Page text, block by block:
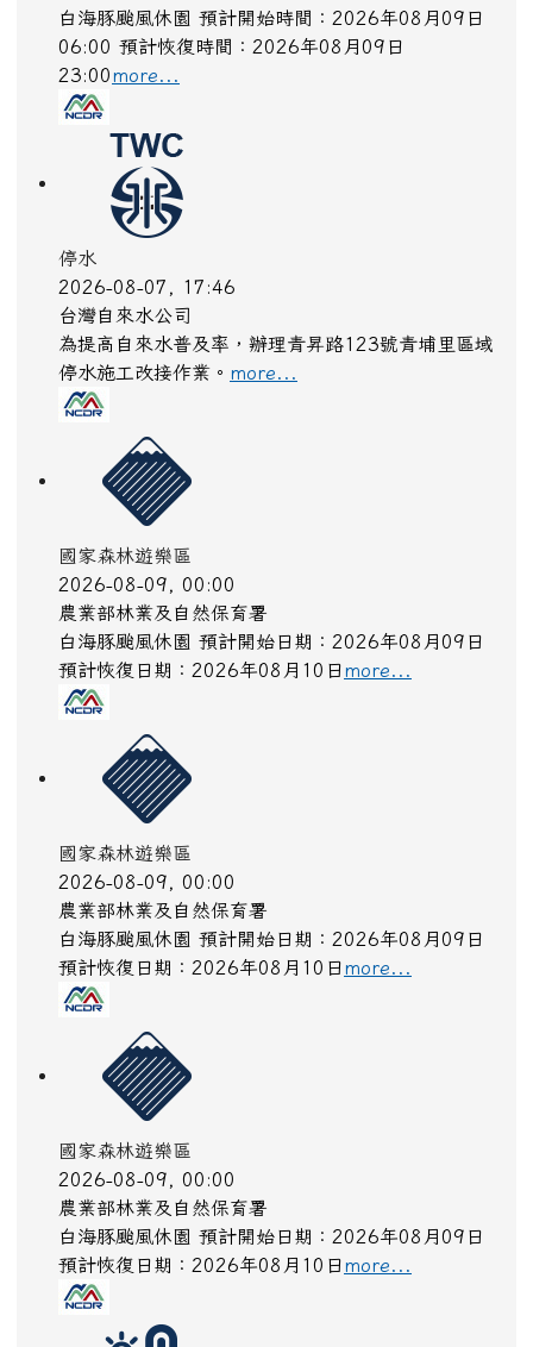
06:00 預計恢復時間：2026年08月09日
23:00 more...
2026-08-07, 17:46
台灣自來水公司
為提高自來水普及率，辦理青昇路123號青埔里區域
停水施工改接作業。 more...
2026-08-09, 00:00
農業部林業及自然保育署
白海豚颱風休園 預計開始日期：2026年08月09日
預計恢復日期：2026年08月10日more...
2026-08-09, 00:00
農業部林業及自然保育署
白海豚颱風休園 預計開始日期：2026年08月09日
預計恢復日期：2026年08月10日more...
2026-08-09, 00:00
農業部林業及自然保育署
白海豚颱風休園 預計開始日期：2026年08月09日
預計恢復日期：2026年08月10日more...